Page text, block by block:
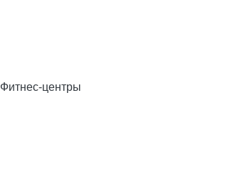
Фитнес-центры